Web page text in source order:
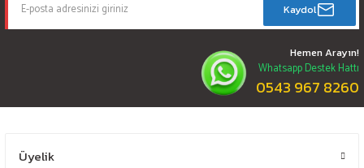
Kaydol
Hemen Arayın!
Whatsapp Destek Hattı
0543 967 8260
Üyelik